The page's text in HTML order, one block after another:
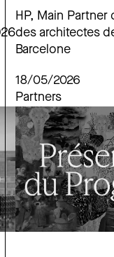
HP, Main
des architectes
Barcelone
18/05/2026
Partners